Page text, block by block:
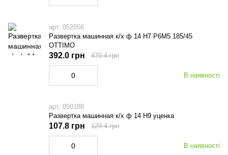
арт. 052856
Развертка машинная к/х ф 14 Н7 Р6М5 185/45
OTTIMO
В наявності
392.0 грн 470.4 грн
арт. 050188
Развертка машинная к/х ф 14 Н9 уценка
В наявності
107.8 грн 129.4 грн